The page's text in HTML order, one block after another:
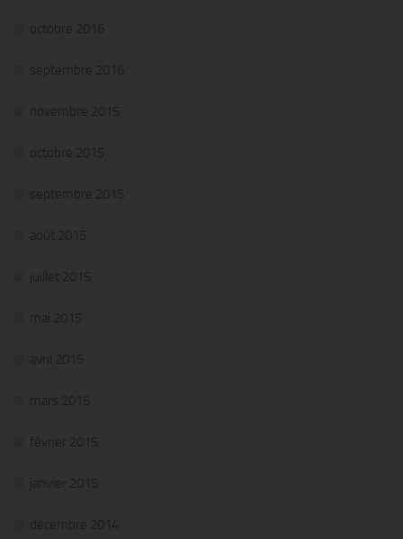
octobre 2016
septembre 2016
novembre 2015
octobre 2015
septembre 2015
août 2015
juillet 2015
mai 2015
avril 2015
mars 2015
février 2015
janvier 2015
décembre 2014